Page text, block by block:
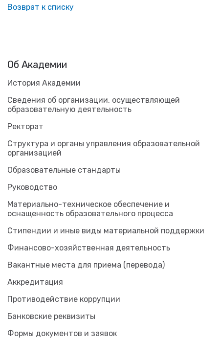
Возврат к списку
Об Академии
История Академии
Сведения об организации, осуществляющей
образовательную деятельность
Ректорат
Структура и органы управления образовательной
организацией
Образовательные стандарты
Руководство
Материально-техническое обеспечение и
оснащенность образовательного процесса
Стипендии и иные виды материальной поддержки
Финансово-хозяйственная деятельность
Вакантные места для приема (перевода)
Аккредитация
Противодействие коррупции
Банковские реквизиты
Формы документов и заявок